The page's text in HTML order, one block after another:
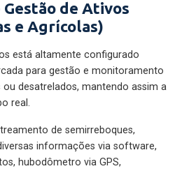
de Ativos
e Agrícolas)
está altamente configurado
para gestão e monitoramento
desatrelados, mantendo assim a
real.
de semirreboques,
informações via software,
hubodômetro via GPS,